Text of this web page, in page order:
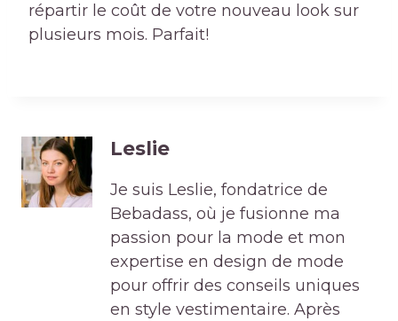
répartir le coût de votre nouveau look sur
plusieurs mois. Parfait!
Leslie
Je suis Leslie, fondatrice de
Bebadass, où je fusionne ma
passion pour la mode et mon
expertise en design de mode
pour offrir des conseils uniques
en style vestimentaire. Après